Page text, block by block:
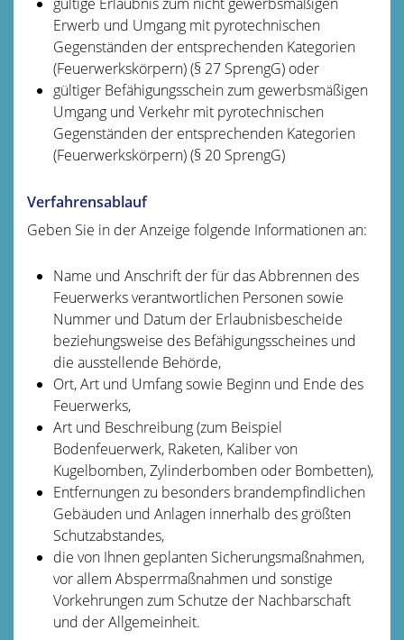
Erwerb und Umgang mit pyrotechnischen
Gegenständen der entsprechenden Kategorien
(Feuerwerkskörpern) (§ 27 SprengG) oder
gültiger Befähigungsschein zum gewerbsmäßigen
Umgang und Verkehr mit pyrotechnischen
Gegenständen der entsprechenden Kategorien
(Feuerwerkskörpern) (§ 20 SprengG)
Verfahrensablauf
Geben Sie in der Anzeige folgende Informationen an:
Name und Anschrift der für das Abbrennen des
Feuerwerks verantwortlichen Personen sowie
Nummer und Datum der Erlaubnisbescheide
beziehungsweise des Befähigungsscheines und
die ausstellende Behörde,
Ort, Art und Umfang sowie Beginn und Ende des
Feuerwerks,
Art und Beschreibung(zum Beispiel
Bodenfeuerwerk, Raketen, Kaliber von
Kugelbomben, Zylinderbomben oder Bombetten),
Entfernungen zu besonders brandempfindlichen
Gebäuden und Anlagen innerhalb des größten
Schutzabstandes,
die von Ihnen geplanten Sicherungsmaßnahmen,
vor allem Absperrmaßnahmen und sonstige
Vorkehrungen zum Schutze der Nachbarschaft
und der Allgemeinheit.